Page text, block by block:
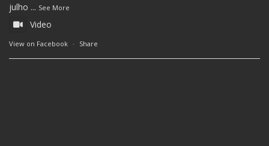
julho ... See More
Video
View on Facebook · Share